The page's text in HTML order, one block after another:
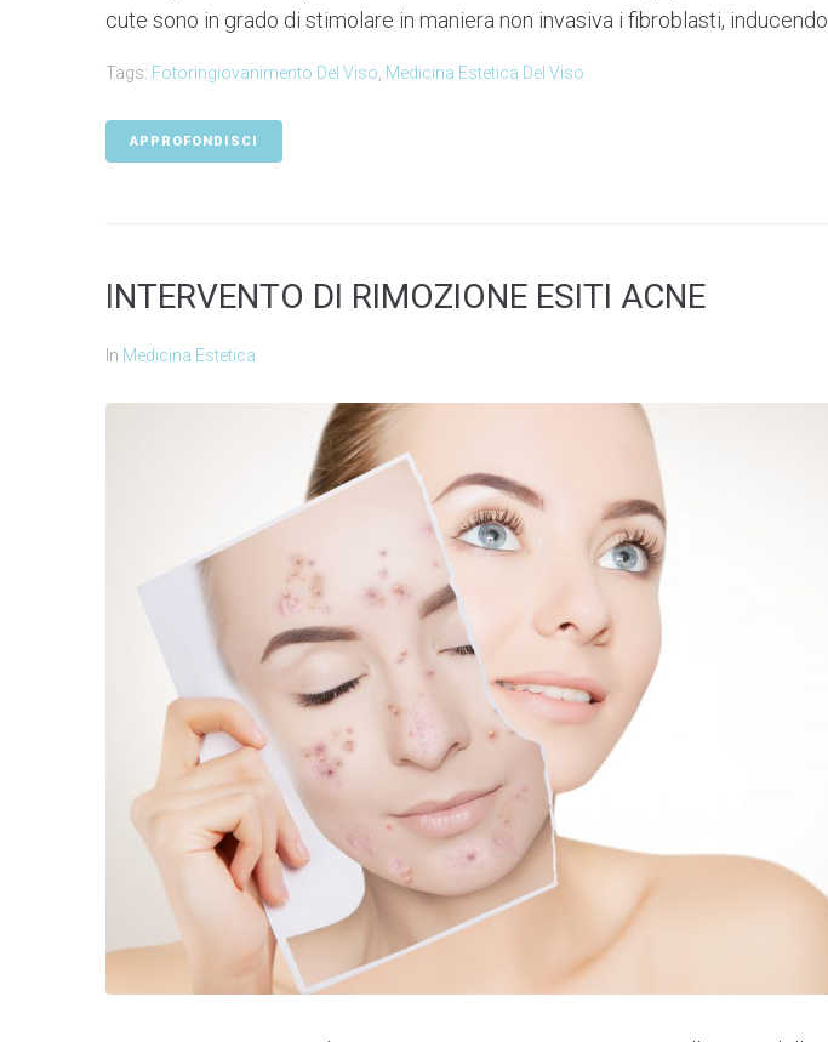
cute sono in grado di stimolare in maniera non invasiva i fibroblasti, inducendo...
Tags: Fotoringiovanimento Del Viso Medicina Estetica Del Viso
APPROFONDISCI
INTERVENTO DI RIMOZIONE ESITI ACNE
In Medicina Estetica